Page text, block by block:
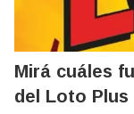
Mirá cuáles
del Loto Plus